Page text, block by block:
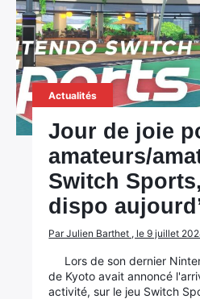
Actualités
Jour de joie
amateurs/
Switch
dispo
Par Julien Barthet , le 9 juillet
Lors de son dernier
de Kyoto avait annoncé
activité, sur le jeu Switch